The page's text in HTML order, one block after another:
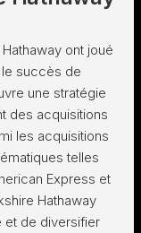
ont joué
succès de
une stratégie
des acquisitions
les acquisitions
telles
Express et
Hathaway
et de diversifier